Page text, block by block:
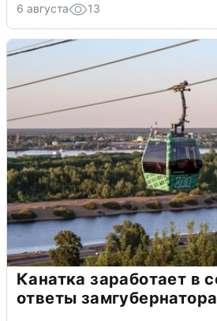
6 августа 13
Канатка заработает в
ответы замгубернатора